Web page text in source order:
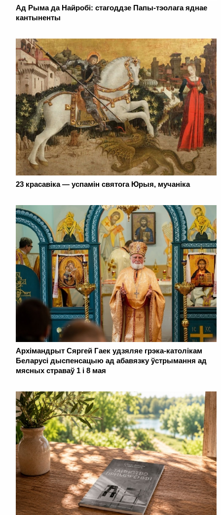
Ад Рыма да Найробі: стагоддзе Папы-тэолага яднае
кантыненты
23 красавіка — успамін святога Юрыя, мучаніка
Архімандрыт Сяргей Гаек удзяляе грэка-католікам
Беларусі дыспенсацыю ад абавязку ўстрымання ад
мясных страваў 1 і 8 мая